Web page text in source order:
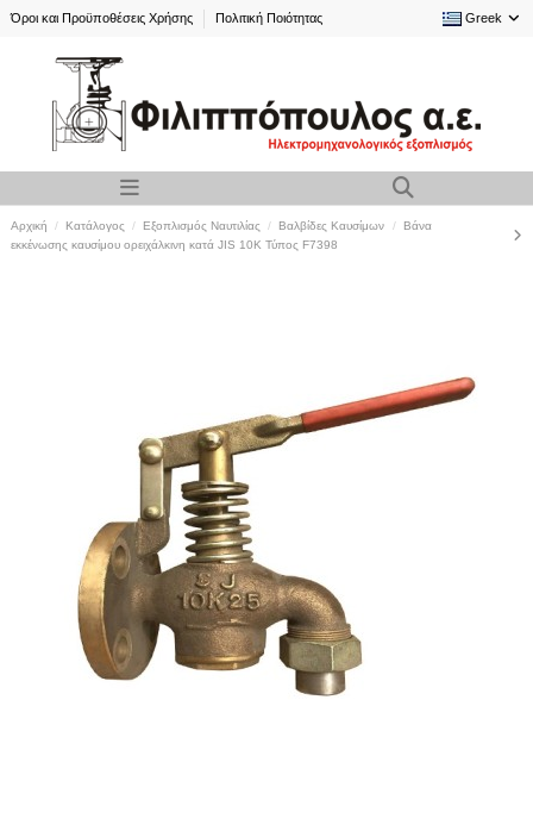
Όροι και Προϋποθέσεις Χρήσης Πολιτική Ποιότητας Greek
Αρχική Κατάλογος Εξοπλισμός Ναυτιλίας Βαλβίδες Καυσίμων
Βάνα
εκκένωσης καυσίμου ορειχάλκινη κατά JIS 10K Τύπος F7398